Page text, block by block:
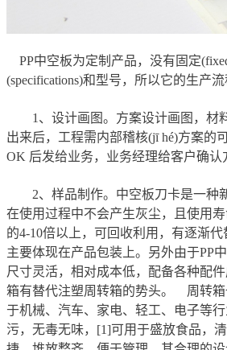
PP中空板为定制产品，没有固定
(specifications)和型号，所以它的生产流
1、设计画图。方案设计画图，材
出来后，工程需内部稽核(jī hé)方案的
OK 后发给业务，业务经理给客户确认
2、样品制作。中空板刀卡是一种新
在使用过程中不会产生灰尘，且使用
的4-10倍以上，可回收利用，有逐渐代
主要体现在产品包装上。另外由于PP
尺寸灵活，相对成本低，配备各种配
箱有替代注塑周转箱的势头。 周转箱
于机械、汽车、家电、轻工、电子等
污，无毒无味，[1]可用于盛放食品，